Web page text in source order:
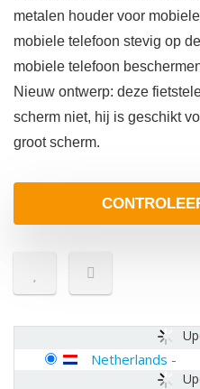
metalen houder voor
mobiele telefoon stevig op
mobiele telefoon
Nieuw ontwerp: deze
scherm niet, hij is geschikt
groot scherm.
Netherlands -